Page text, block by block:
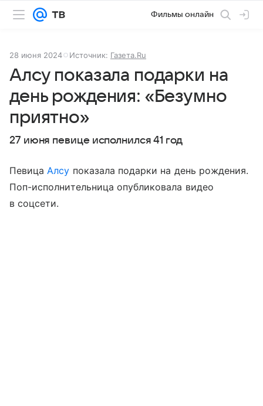
Фильмы онлайн
28 июня 2024 Источник: Газета.Ru
Алсу показала подарки на
день рождения: «Безумно
приятно»
27 июня певице исполнился 41 год
ПевицаАлсу показала подарки на день рождения.
Поп-исполнительница опубликовала видео
в соцсети.